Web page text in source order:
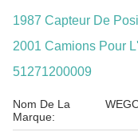
1987 Capteur De
2001 Camions Pour
51271200009
Nom De La
Marque: